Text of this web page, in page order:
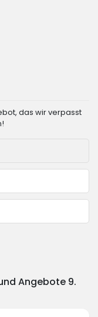
das wir verpasst
Angebote 9.